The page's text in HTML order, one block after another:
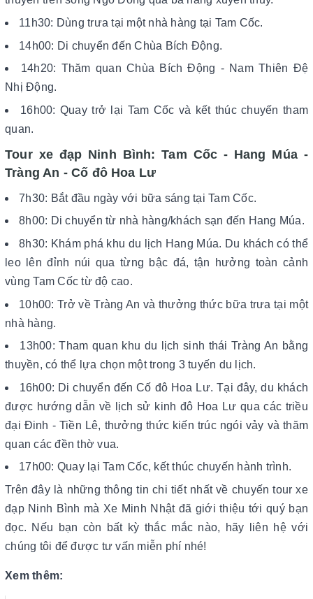
11h30: Dùng trưa tại một nhà hàng tại Tam Cốc.
14h00: Di chuyển đến Chùa Bích Động.
14h20: Thăm quan Chùa Bích Động - Nam Thiên Đệ
Nhị Động.
16h00: Quay trở lại Tam Cốc và kết thúc chuyến tham
quan.
Tour xe đạp Ninh Bình: Tam Cốc - Hang Múa -
Tràng An - Cố đô Hoa Lư
7h30: Bắt đầu ngày với bữa sáng tại Tam Cốc.
8h00: Di chuyển từ nhà hàng/khách sạn đến Hang Múa.
8h30: Khám phá khu du lịch Hang Múa. Du khách có thể
leo lên đỉnh núi qua từng bậc đá, tận hưởng toàn cảnh
vùng Tam Cốc từ độ cao.
10h00: Trở về Tràng An và thưởng thức bữa trưa tại một
nhà hàng.
13h00: Tham quan khu du lịch sinh thái Tràng An bằng
thuyền, có thể lựa chọn một trong 3 tuyến du lịch.
16h00: Di chuyển đến Cố đô Hoa Lư. Tại đây, du khách
được hướng dẫn về lịch sử kinh đô Hoa Lư qua các triều
đại Đinh - Tiền Lê, thưởng thức kiến trúc ngói vảy và thăm
quan các đền thờ vua.
17h00: Quay lại Tam Cốc, kết thúc chuyến hành trình.
Trên đây là những thông tin chi tiết nhất về chuyến tour xe
đạp Ninh Bình mà Xe Minh Nhật đã giới thiệu tới quý bạn
đọc. Nếu bạn còn bất kỳ thắc mắc nào, hãy liên hệ với
chúng tôi để được tư vấn miễn phí nhé!
Xem thêm: